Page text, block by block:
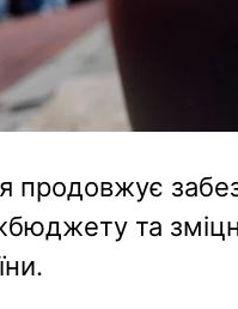
продовжує
та